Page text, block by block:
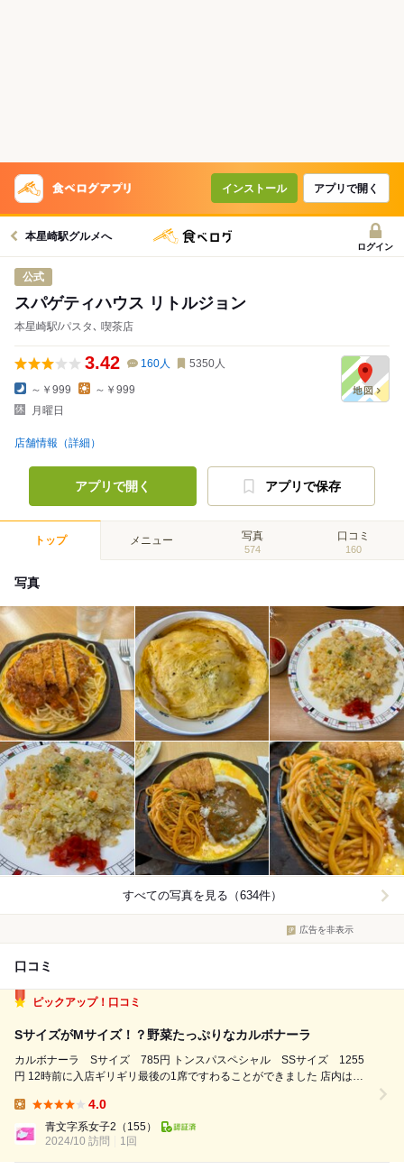
インストール アプリで開く
本星崎駅グルメへ
ログイン
公式
スパゲティハウス リトルジョン
本星崎駅/パスタ､ 喫茶店
3.42 160人 5350人
～￥999
～￥999
月曜日
店舗情報（詳細）
アプリで開く アプリで保存
トップ メニュー 写真
574
口コミ
160
写真
すべての写真を見る（634件）
広告を非表示
口コミ
ピックアップ！口コミ
SサイズがMサイズ！？野菜たっぷりなカルボナーラ
カルボナーラ Sサイズ 785円 トンスパスペシャル SSサイズ 1255
円 12時前に入店ギリギリ最後の1席ですわることができました 店内は広
ー席もあるにはありましたが 厨房の注文受け取り口という感じで座らな
い感...
4.0
青文字系女子2 （155）
2024/10 訪問
1回